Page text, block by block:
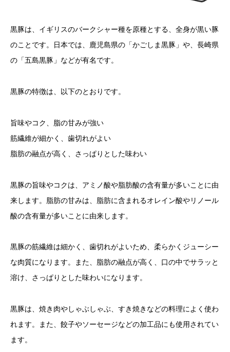
黒豚は、イギリスのバークシャー種を原種とする、全身が黒い豚
のことです。日本では、鹿児島県の「かごしま黒豚」や、長崎県
の「五島黒豚」などが有名です。
黒豚の特徴は、以下のとおりです。
旨味やコク、脂の甘みが強い
筋繊維が細かく、歯切れがよい
脂肪の融点が高く、さっぱりとした味わい
黒豚の旨味やコクは、アミノ酸や脂肪酸の含有量が多いことに由
来します。脂肪の甘みは、脂肪に含まれるオレイン酸やリノール
酸の含有量が多いことに由来します。
黒豚の筋繊維は細かく、歯切れがよいため、柔らかくジューシー
な肉質になります。また、脂肪の融点が高く、口の中でサラッと
溶け、さっぱりとした味わいになります。
黒豚は、焼き肉やしゃぶしゃぶ、すき焼きなどの料理によく使わ
れます。また、餃子やソーセージなどの加工品にも使用されてい
ます。